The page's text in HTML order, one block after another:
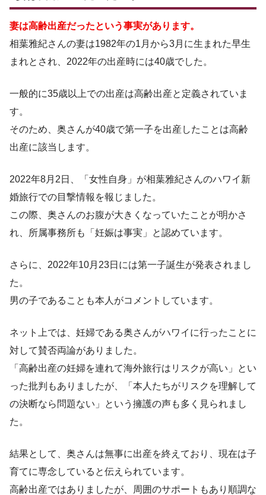
妻は高齢出産だったという事実があります。
相葉雅紀さんの妻は1982年の1月から3月に生まれた早生
まれとされ、2022年の出産時には40歳でした。
一般的に35歳以上での出産は高齢出産と定義されていま
す。
そのため、奥さんが40歳で第一子を出産したことは高齢
出産に該当します。
2022年8月2日、「女性自身」が相葉雅紀さんのハワイ新
婚旅行での目撃情報を報じました。
この際、奥さんのお腹が大きくなっていたことが明かさ
れ、所属事務所も「妊娠は事実」と認めています。
さらに、2022年10月23日には第一子誕生が発表されまし
た。
男の子であることも本人がコメントしています。
ネット上では、妊婦である奥さんがハワイに行ったことに
対して賛否両論がありました。
「高齢出産の妊婦を連れて海外旅行はリスクが高い」とい
った批判もありましたが、「本人たちがリスクを理解して
の決断なら問題ない」という擁護の声も多く見られまし
た。
結果として、奥さんは無事に出産を終えており、現在は子
育てに専念していると伝えられています。
高齢出産ではありましたが、周囲のサポートもあり順調な